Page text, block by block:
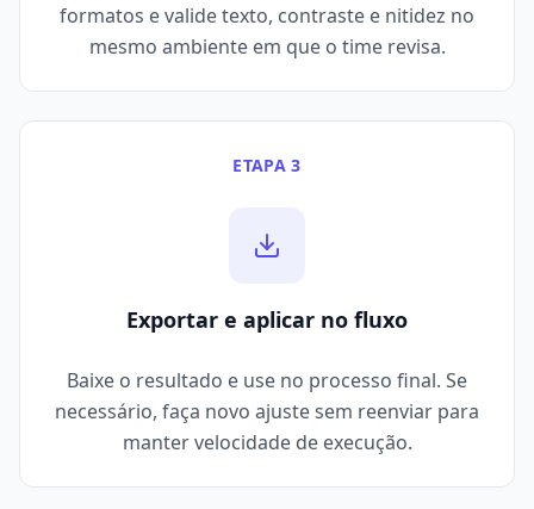
formatos e valide texto, contraste e nitidez no
mesmo ambiente em que o time revisa.
ETAPA 3
Exportar e aplicar no fluxo
Baixe o resultado e use no processo final. Se
necessário, faça novo ajuste sem reenviar para
manter velocidade de execução.